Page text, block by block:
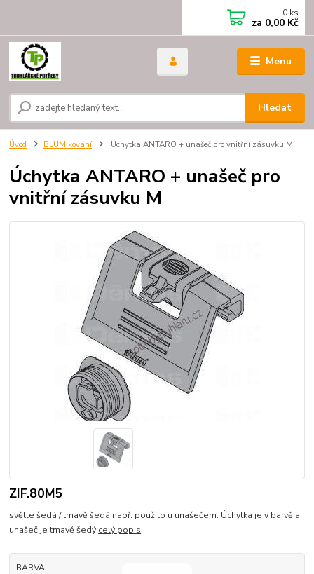
Menu
Hledat
0 ks
za 0,00 Kč
Úvod BLUM kování Úchytka ANTARO + unašeč pro vnitřní zásuvku M
Úchytka ANTARO + unašeč pro
vnitřní zásuvku M
ZIF.80M5
světle šedá / tmavě šedá např. použito u unašečem. Úchytka je v barvě a
unašeč je tmavě šedý celý popis
BARVA